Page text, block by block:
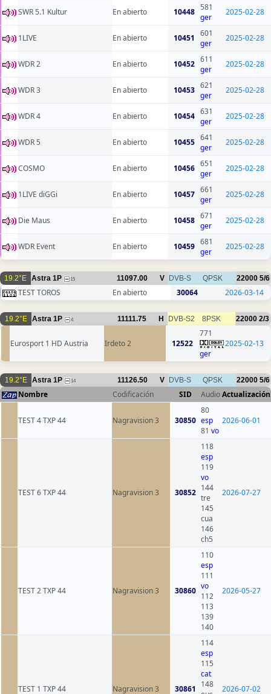
SWR 5.1 Kultur En abierto 10448 581
ger
2025-02-28
1LIVE En abierto 10451
601
ger
2025-02-28
WDR 2 En abierto 10452 611
ger
2025-02-28
WDR 3 En abierto 10453 621
ger
2025-02-28
WDR 4 En abierto 10454 631
ger
2025-02-28
WDR 5 En abierto 10455 641
ger
2025-02-28
COSMO En abierto 10456 651
ger
2025-02-28
1LIVE diGGi En abierto 10457 661
ger
2025-02-28
Die Maus En abierto 10458 671
ger
2025-02-28
WDR Event En abierto 10459 681
ger
2025-02-28
19.2°E Astra 1P 15 11097.00 V DVB-S QPSK 22000 5/6
TEST TOROS En abierto 30064 2026-03-14
19.2°E Astra 1P 4 11111.75 H DVB-S2 8PSK 22000 2/3
Eurosport 1 HD Austria Irdeto 2 12522
771
ger
2025-02-13
19.2°E Astra 1P 14 11126.50 V DVB-S QPSK 22000 5/6
Nombre Codificación SID AudioActualización
TEST 4 TXP 44 Nagravision 3 30850
80
esp
81 vo
2026-06-01
TEST 6 TXP 44 Nagravision 3 30852
118
esp
119
vo
144
tre
145
cua
146
ch5
2026-07-27
TEST 2 TXP 44 Nagravision 3 30860
110
esp
111
vo
112
113
139
140
2026-05-27
TEST 1 TXP 44 Nagravision 3 30861
114
esp
115
cat
148
2026-07-02